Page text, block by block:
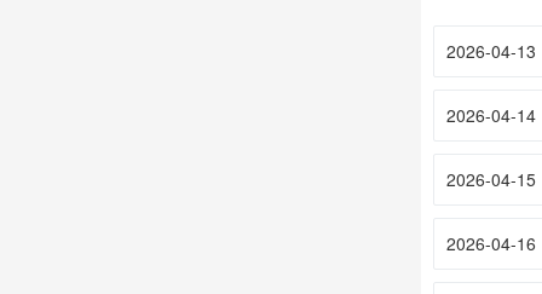
2026-04-13
2026-04-14
2026-04-15
2026-04-16